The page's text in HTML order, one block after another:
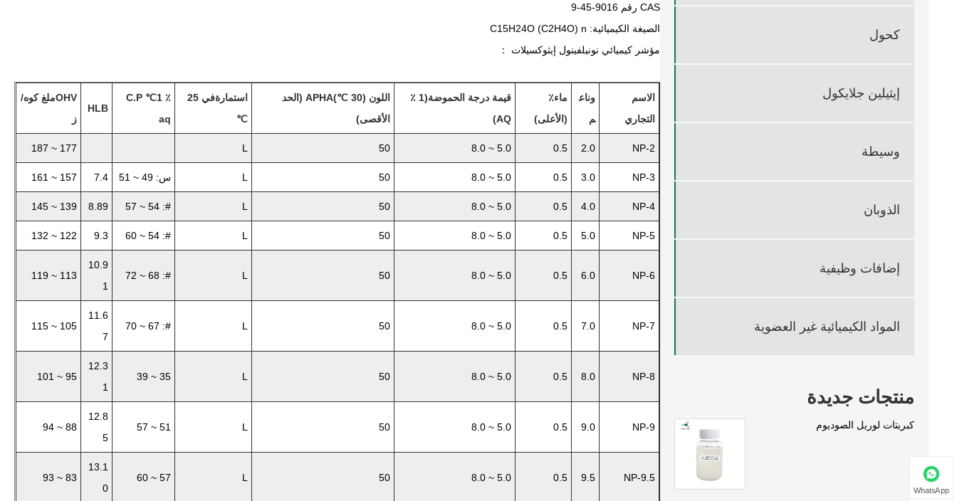
كحول
إيثيلين جلايكول
وسيطة
الذوبان
إضافات وظيفية
المواد الكيميائية غير العضوية
منتجات جديدة
كبريتات لوريل الصوديوم
CAS رقم 9016-45-9
الصيغة الكيميائية: C15H24O (C2H4O) n
مؤشر كيميائي نونيلفينول إيثوكسيلات ：
الاسم
التجاري
وناع
م
ماء٪
(الأعلى)
قيمة درجة الحموضة
(1 ٪
AQ)
اللون (30 ℃)
APHA (الحد
الأقصى)
استمارة
في 25
℃
C.P ℃1 ٪
aq
HLB
OHVملغ كوه/
ز
NP-2
2.0
0.5
5.0 ~ 8.0
50
L
177 ~ 187
NP-3
3.0
0.5
5.0 ~ 8.0
50
L س: 49 ~ 51 7.4
157 ~ 161
NP-4
4.0
0.5
5.0 ~ 8.0
50
L
#: 54 ~ 57
8.89
139 ~ 145
NP-5
5.0
0.5
5.0 ~ 8.0
50
L
#: 54 ~ 60
9.3
122 ~ 132
NP-6
6.0
0.5
5.0 ~ 8.0
50
L
#: 68 ~ 72
10.9
1
113 ~ 119
NP-7
7.0
0.5
5.0 ~ 8.0
50
L
#: 67 ~ 70
11.6
7
105 ~ 115
NP-8
8.0
0.5
5.0 ~ 8.0
50
L
35 ~ 39
12.3
1
95 ~ 101
NP-9
9.0
0.5
5.0 ~ 8.0
50
L
51 ~ 57
12.8
5
88 ~ 94
NP-9.5
9.5
0.5
5.0 ~ 8.0
50
L
57 ~ 60
13.1
0
83 ~ 93
WhatsApp